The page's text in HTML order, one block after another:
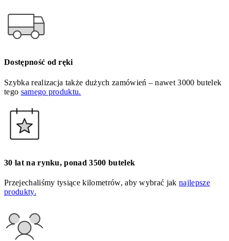
Dostępność od ręki
Szybka realizacja także dużych zamówień – nawet 3000 butelek
tego samego produktu.
30 lat na rynku, ponad 3500 butelek
Przejechaliśmy tysiące kilometrów, aby wybrać jaknajlepsze
produkty.